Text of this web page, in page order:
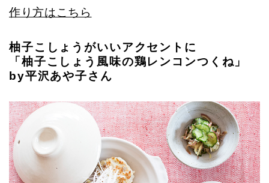
作り方はこちら
柚子こしょうがいいアクセントに
「柚子こしょう風味の鶏レンコンつくね」
by平沢あや子さん